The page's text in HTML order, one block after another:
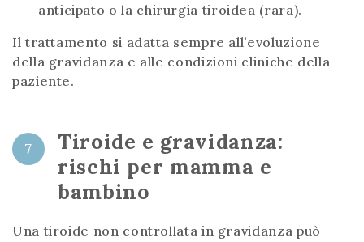
anticipato o la chirurgia tiroidea (rara).
Il trattamento si adatta sempre all’evoluzione
della gravidanza e alle condizioni cliniche della
paziente.
7
Tiroide e gravidanza:
rischi per mamma e
bambino
Una tiroide non controllata in gravidanza può